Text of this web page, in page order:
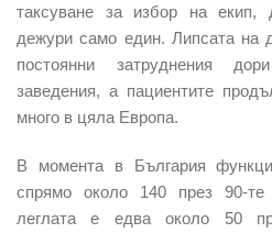
таксуване за избор на екип,
дежури само един. Липсата на
постоянни затруднения
заведения, а пациентите
много в цяла Европа.
В момента в България
спрямо около 140 през 90-те
леглата е едва около 50